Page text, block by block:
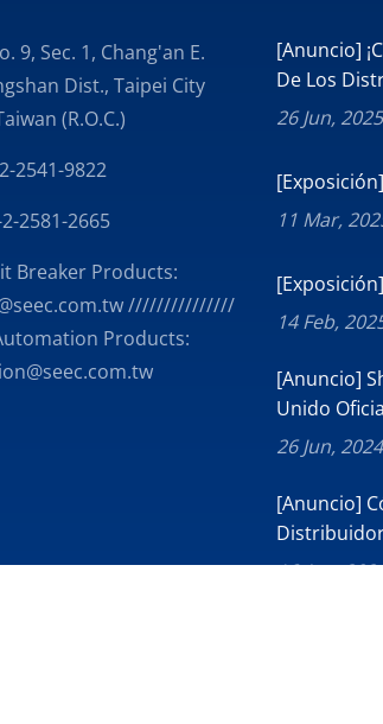
9, Sec. 1, Chang'an E.
Dist., Taipei City
(R.O.C.)
2541-9822
2581-2665
Breaker Products:
///////////////
Products:
[Anuncio]
De Los
26 Jun, 2025
11 Mar,
14 Feb,
[Anuncio]
Unido
26 Jun, 2024
[Anuncio]
16 Apr,